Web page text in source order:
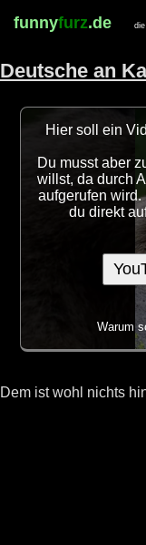
funnyfurz.de
Deutsche an
Hier soll ein
Du musst aber
willst, da durch
aufgerufen
du direkt
Warum
Dem ist wohl nichts